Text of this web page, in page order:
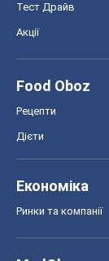
Тест Драйв
Акції
Food Oboz
Рецепти
Дієти
Економіка
Ринки та компанії